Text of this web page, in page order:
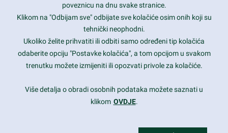
prothemes.net@gmail.com
Daily: 9:00 am - 6:00 pm
Sunday: Closed
Copyright 2017FRESHFACE© All Rights Reserved
poveznicu na dnu svake stranice.
Klikom na "Odbijam sve" odbijate sve kolačiće osim onih koji su
tehnički neophodni.
Ukoliko želite prihvatiti ili odbiti samo određeni tip kolačića
odaberite opciju "Postavke kolačića", a tom opcijom u svakom
trenutku možete izmijeniti ili opozvati privole za kolačiće.
Više detalja o obradi osobnih podataka možete saznati u
klikom OVDJE.